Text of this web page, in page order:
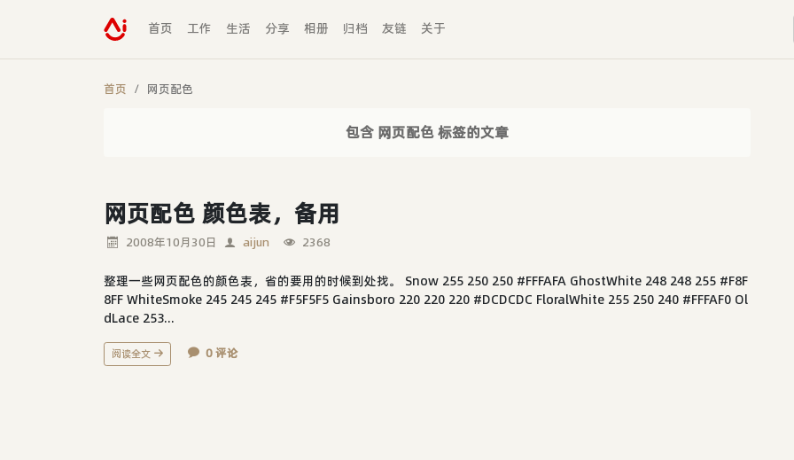
首页 工作 生活 分享 相册 归档 友链 关于
首页 网页配色
包含 网页配色 标签的文章
网页配色 颜色表，备用
2008年10月30日 aijun 2368
整理一些网页配色的颜色表，省的要用的时候到处找。 Snow 255 250 250 #FFFAFA GhostWhite 248 248 255 #F8F
8FF WhiteSmoke 245 245 245 #F5F5F5 Gainsboro 220 220 220 #DCDCDC FloralWhite 255 250 240 #FFFAF0 Ol
dLace 253...
阅读全文 0 评论